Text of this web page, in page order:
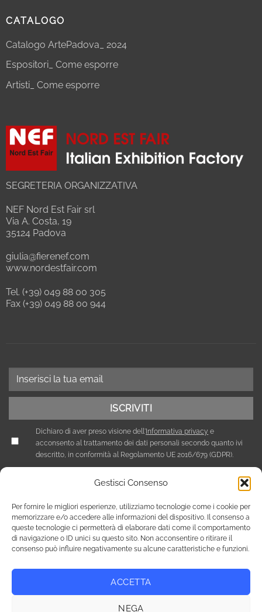
Gestisci Consenso
Per fornire le migliori esperienze, utilizziamo tecnologie come i cookie per
memorizzare e/o accedere alle informazioni del dispositivo. Il consenso a
queste tecnologie ci permetterà di elaborare dati come il comportamento
di navigazione o ID unici su questo sito. Non acconsentire o ritirare il
consenso può influire negativamente su alcune caratteristiche e funzioni.
ACCETTA
NEGA
CATALOGO
Catalogo ArtePadova_ 2024
Espositori_ Come esporre
Artisti_ Come esporre
SEGRETERIA ORGANIZZATIVA
NEF Nord Est Fair srl
Via A. Costa, 19
35124 Padova
giulia@fierenef.com
www.nordestfair.com
Tel. (+39) 049 88 00 305
Fax (+39) 049 88 00 944
Dichiaro di aver preso visione dell'Informativa privacy e
acconsento al trattamento dei dati personali secondo quanto ivi
descritto, in conformità al Regolamento UE 2016/679 (GDPR).
Privacy Policy Cookie Policy (UE)